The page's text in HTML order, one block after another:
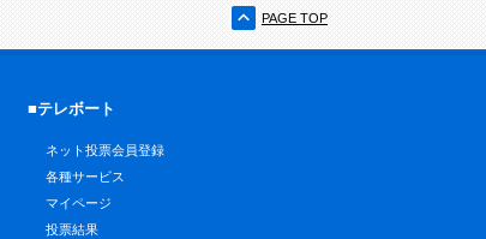
PAGE TOP
■テレボート
ネット投票会員登録
各種サービス
マイページ
投票結果